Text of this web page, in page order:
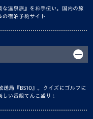
な温泉旅』をお手伝い。国内の旅
の宿泊予約サイト
送局『BS10』。クイズにゴルフに
しい番組てんこ盛り！